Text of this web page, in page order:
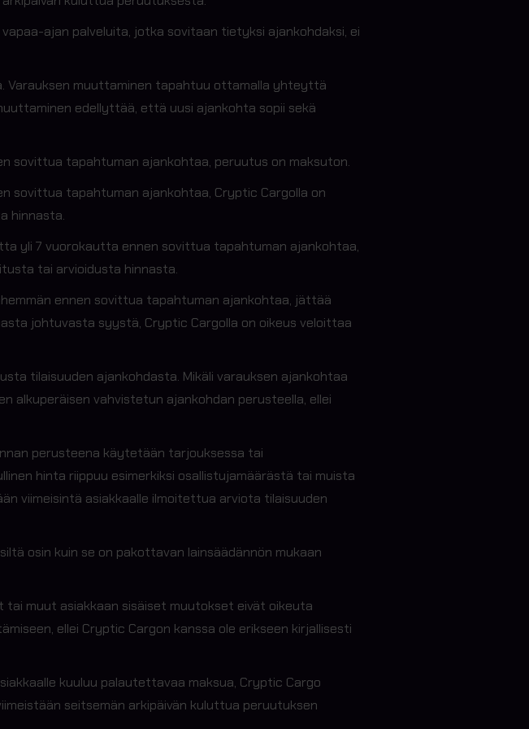
ajan palveluita, jotka sovitaan tietyksi ajankohdaksi, ei
Varauksen muuttaminen tapahtuu ottamalla yhteyttä
edellyttää, että uusi ajankohta sopii sekä
sovittua tapahtuman ajankohtaa, peruutus on maksuton.
sovittua tapahtuman ajankohtaa, Cryptic Cargolla on
hinnasta.
yli 7 vuorokautta ennen sovittua tapahtuman ajankohtaa,
tai arvioidusta hinnasta.
ennen sovittua tapahtuman ajankohtaa, jättää
johtuvasta syystä, Cryptic Cargolla on oikeus veloittaa
tilaisuuden ajankohdasta. Mikäli varauksen ajankohtaa
alkuperäisen vahvistetun ajankohdan perusteella, ellei
perusteena käytetään tarjouksessa tai
hinta riippuu esimerkiksi osallistujamäärästä tai muista
viimeisintä asiakkaalle ilmoitettua arviota tilaisuuden
osin kuin se on pakottavan lainsäädännön mukaan
muut asiakkaan sisäiset muutokset eivät oikeuta
ellei Cryptic Cargon kanssa ole erikseen kirjallisesti
kuuluu palautettavaa maksua, Cryptic Cargo
seitsemän arkipäivän kuluttua peruutuksen